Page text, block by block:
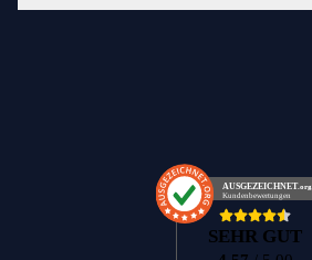
AUSGEZEICHNET.org
Kundenbewertungen
SEHR GUT